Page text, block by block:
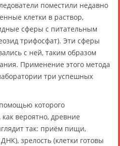
поместили недавно
клетки в раствор,
сферы с питательным
трифосфат). Эти сферы
с ней, таким образом
Применение этого метода
три успешных
которого
вероятно, древние
так: приём пищи,
зрелость (клетки готовы